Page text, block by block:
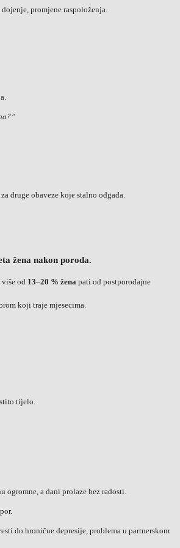
promjene raspoloženja.
druge obaveze koje stalno odgađa.
žena nakon poroda.
više od 13–20 % žena pati od postporođajne
koji traje mjesecima.
tijelo.
a dani prolaze bez radosti.
do hronične depresije, problema u partnerskom